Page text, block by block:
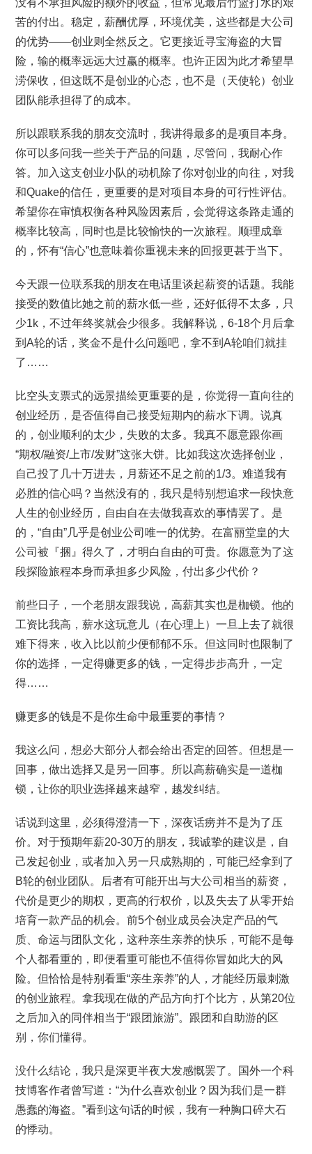
没有不承担风险的额外的收益，但常见最后竹篮打水的艰
苦的付出。稳定，薪酬优厚，环境优美，这些都是大公司
的优势——创业则全然反之。它更接近寻宝海盗的大冒
险，输的概率远远大过赢的概率。也许正因为此才希望旱
涝保收，但这既不是创业的心态，也不是（天使轮）创业
团队能承担得了的成本。
所以跟联系我的朋友交流时，我讲得最多的是项目本身。
你可以多问我一些关于产品的问题，尽管问，我耐心作
答。加入这支创业小队的动机除了你对创业的向往，对我
和Quake的信任，更重要的是对项目本身的可行性评估。
希望你在审慎权衡各种风险因素后，会觉得这条路走通的
概率比较高，同时也是比较愉快的一次旅程。顺理成章
的，怀有“信心”也意味着你重视未来的回报更甚于当下。
今天跟一位联系我的朋友在电话里谈起薪资的话题。我能
接受的数值比她之前的薪水低一些，还好低得不太多，只
少1k，不过年终奖就会少很多。我解释说，6-18个月后拿
到A轮的话，奖金不是什么问题吧，拿不到A轮咱们就挂
了……
比空头支票式的远景描绘更重要的是，你觉得一直向往的
创业经历，是否值得自己接受短期内的薪水下调。说真
的，创业顺利的太少，失败的太多。我真不愿意跟你画
“期权/融资/上市/发财”这张大饼。比如我这次选择创业，
自己投了几十万进去，月薪还不足之前的1/3。难道我有
必胜的信心吗？当然没有的，我只是特别想追求一段快意
人生的创业经历，自由自在去做我喜欢的事情罢了。是
的，“自由”几乎是创业公司唯一的优势。在富丽堂皇的大
公司被『捆』得久了，才明白自由的可贵。你愿意为了这
段探险旅程本身而承担多少风险，付出多少代价？
前些日子，一个老朋友跟我说，高薪其实也是枷锁。他的
工资比我高，薪水这玩意儿（在心理上）一旦上去了就很
难下得来，收入比以前少便郁郁不乐。但这同时也限制了
你的选择，一定得赚更多的钱，一定得步步高升，一定
得……
赚更多的钱是不是你生命中最重要的事情？
我这么问，想必大部分人都会给出否定的回答。但想是一
回事，做出选择又是另一回事。所以高薪确实是一道枷
锁，让你的职业选择越来越窄，越发纠结。
话说到这里，必须得澄清一下，深夜话痨并不是为了压
价。对于预期年薪20-30万的朋友，我诚挚的建议是，自
己发起创业，或者加入另一只成熟期的，可能已经拿到了
B轮的创业团队。后者有可能开出与大公司相当的薪资，
代价是更少的期权，更高的行权价，以及失去了从零开始
培育一款产品的机会。前5个创业成员会决定产品的气
质、命运与团队文化，这种亲生亲养的快乐，可能不是每
个人都看重的，即便看重可能也不值得你冒如此大的风
险。但恰恰是特别看重“亲生亲养”的人，才能经历最刺激
的创业旅程。拿我现在做的产品方向打个比方，从第20位
之后加入的同伴相当于“跟团旅游”。跟团和自助游的区
别，你们懂得。
没什么结论，我只是深更半夜大发感慨罢了。国外一个科
技博客作者曾写道：“为什么喜欢创业？因为我们是一群
愚蠢的海盗。”看到这句话的时候，我有一种胸口碎大石
的悸动。